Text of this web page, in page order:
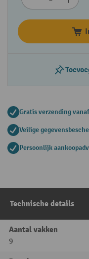
Gratis verzending
Veilige
Persoonlijk
Technische details
Aantal vakken
9